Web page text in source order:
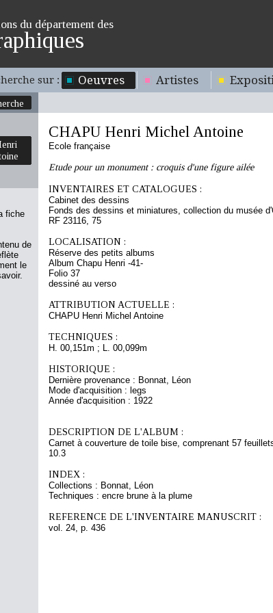
du département des
sur : Oeuvres Artistes
fiche
de
le
CHAPU Henri Michel Antoine
Ecole française
Etude pour un monument : croquis d'une figure ailée
INVENTAIRES ET CATALOGUES :
Cabinet des dessins
Fonds des dessins et miniatures, collection du musée
RF 23116, 75
LOCALISATION :
Réserve des petits albums
Album Chapu Henri -41-
Folio 37
dessiné au verso
ATTRIBUTION ACTUELLE :
CHAPU Henri Michel Antoine
TECHNIQUES :
H. 00,151m ; L. 00,099m
HISTORIQUE :
Dernière provenance : Bonnat, Léon
Mode d'acquisition : legs
Année d'acquisition : 1922
DESCRIPTION DE L'ALBUM :
Carnet à couverture de toile bise, comprenant 57
10.3
INDEX :
Collections : Bonnat, Léon
Techniques : encre brune à la plume
REFERENCE DE L'INVENTAIRE MANUSCRIT :
vol. 24, p. 436